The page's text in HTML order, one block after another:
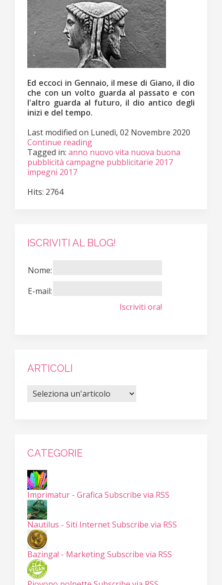
Ed eccoci in Gennaio, il mese di Giano, il dio
che con un volto guarda al passato e con
l'altro guarda al futuro, il dio antico degli
inizi e del tempo.
Last modified on Lunedì, 02 Novembre 2020
Continue reading
Tagged in: anno nuovo vita nuova buona
pubblicità campagne pubblicitarie 2017
impegni 2017
Hits: 2764
ISCRIVITI AL BLOG!
Nome:
E-mail:
Iscriviti ora!
ARTICOLI
CATEGORIE
Imprimatur - Grafica Subscribe via RSS
Nautilus - Siti InternetSubscribe via RSS
Bazinga! - MarketingSubscribe via RSS